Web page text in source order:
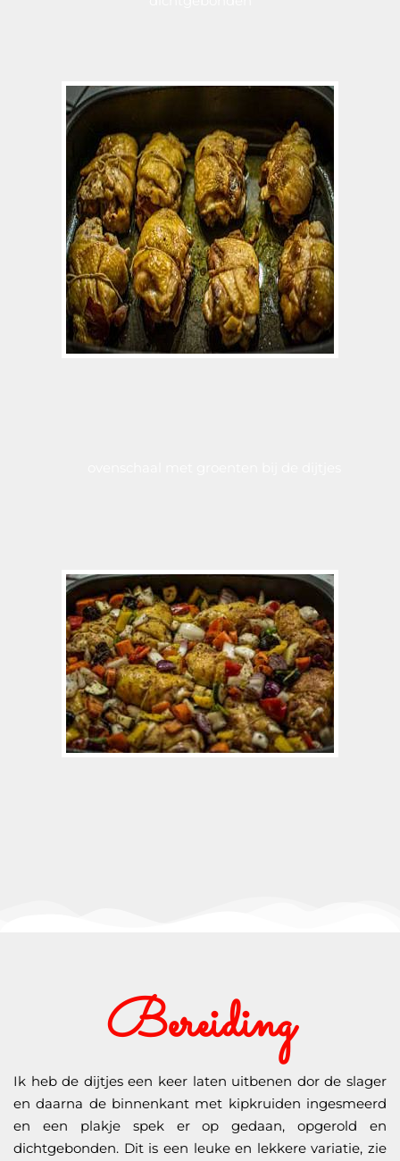
Bereiding
Ik heb de dijtjes een keer laten uitbenen dor de slager
en daarna de binnenkant met kipkruiden ingesmeerd
en een plakje spek er op gedaan, opgerold en
dichtgebonden. Dit is een leuke en lekkere variatie, zie